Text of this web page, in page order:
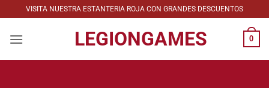
al
contenido
VISITA NUESTRA ESTANTERIA ROJA CON GRANDES DESCUENTOS
LEGIONGAMES 0